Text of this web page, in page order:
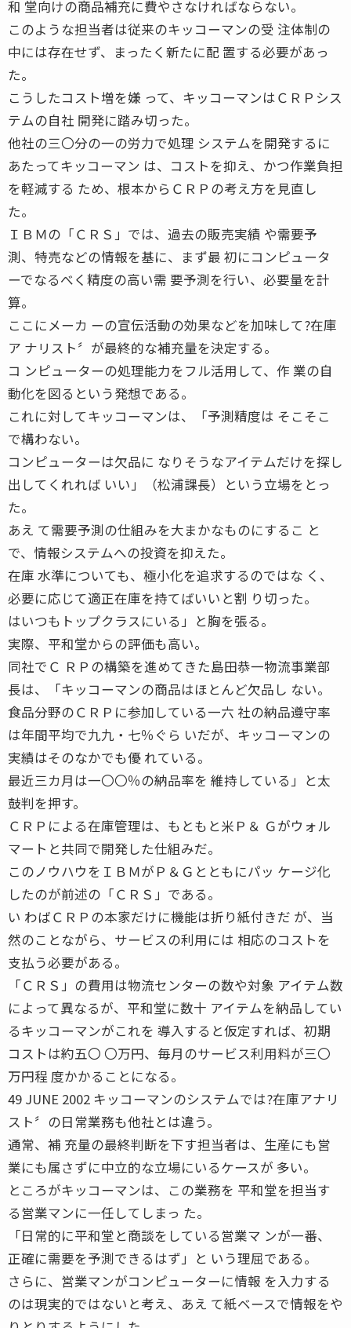
和 堂向けの商品補充に費やさなければならない。
このような担当者は従来のキッコーマンの受 注体制の
中には存在せず、まったく新たに配 置する必要があっ
た。
こうしたコスト増を嫌 って、キッコーマンはＣＲＰシス
テムの自社 開発に踏み切った。
他社の三〇分の一の労力で処理 システムを開発するに
あたってキッコーマン は、コストを抑え、かつ作業負担
を軽減する ため、根本からＣＲＰの考え方を見直し
た。
ＩＢＭの「ＣＲＳ」では、過去の販売実績 や需要予
測、特売などの情報を基に、まず最 初にコンピュータ
ーでなるべく精度の高い需 要予測を行い、必要量を計
算。
ここにメーカ ーの宣伝活動の効果などを加味して?在庫
ア ナリスト〞が最終的な補充量を決定する。
コ ンピューターの処理能力をフル活用して、作 業の自
動化を図るという発想である。
これに対してキッコーマンは、「予測精度は そこそこ
で構わない。
コンピューターは欠品に なりそうなアイテムだけを探し
出してくれれば いい」（松浦課長）という立場をとっ
た。
あえ て需要予測の仕組みを大まかなものにするこ と
で、情報システムへの投資を抑えた。
在庫 水準についても、極小化を追求するのではな く、
必要に応じて適正在庫を持てばいいと割 り切った。
はいつもトップクラスにいる」と胸を張る。
実際、平和堂からの評価も高い。
同社でＣ ＲＰの構築を進めてきた島田恭一物流事業部
長は、「キッコーマンの商品はほとんど欠品し ない。
食品分野のＣＲＰに参加している一六 社の納品遵守率
は年間平均で九九・七％ぐら いだが、キッコーマンの
実績はそのなかでも優 れている。
最近三カ月は一〇〇％の納品率を 維持している」と太
鼓判を押す。
ＣＲＰによる在庫管理は、もともと米Ｐ＆ Ｇがウォル
マートと共同で開発した仕組みだ。
このノウハウをＩＢＭがＰ＆Ｇとともにパッ ケージ化
したのが前述の「ＣＲＳ」である。
い わばＣＲＰの本家だけに機能は折り紙付きだ が、当
然のことながら、サービスの利用には 相応のコストを
支払う必要がある。
「ＣＲＳ」の費用は物流センターの数や対象 アイテム数
によって異なるが、平和堂に数十 アイテムを納品してい
るキッコーマンがこれを 導入すると仮定すれば、初期
コストは約五〇 〇万円、毎月のサービス利用料が三〇
万円程 度かかることになる。
49 JUNE 2002 キッコーマンのシステムでは?在庫アナリ
スト〞の日常業務も他社とは違う。
通常、補 充量の最終判断を下す担当者は、生産にも営
業にも属さずに中立的な立場にいるケースが 多い。
ところがキッコーマンは、この業務を 平和堂を担当す
る営業マンに一任してしまっ た。
「日常的に平和堂と商談をしている営業マ ンが一番、
正確に需要を予測できるはず」と いう理屈である。
さらに、営業マンがコンピューターに情報 を入力する
のは現実的ではないと考え、あえ て紙ベースで情報をや